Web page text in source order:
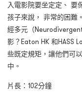
入電影院要坐定定、 要
孩子來說， 非常的困難
經多元（
影？Eaton HK 和HASS
些既定規矩，讓他們可
中。
片長：102分鐘